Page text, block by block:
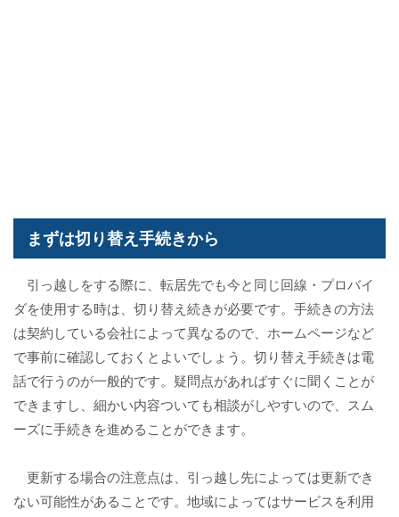
まずは切り替え手続きから
引っ越しをする際に、転居先でも今と同じ回線・プロバイ
ダを使用する時は、切り替え続きが必要です。手続きの方法
は契約している会社によって異なるので、ホームページなど
で事前に確認しておくとよいでしょう。切り替え手続きは電
話で行うのが一般的です。疑問点があればすぐに聞くことが
できますし、細かい内容ついても相談がしやすいので、スム
ーズに手続きを進めることができます。
更新する場合の注意点は、引っ越し先によっては更新でき
ない可能性があることです。地域によってはサービスを利用